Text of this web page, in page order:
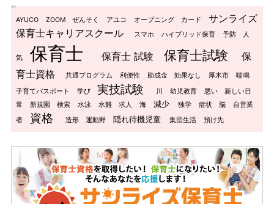
タグ
AYUCO ZOOM ぜんそく アユコ オープニング カード
サンライズ
保育士キャリアスクール
スマホ ハイブリッド保育 予防 人
気 保育士 保育士 試験 保育士試験
保
育士資格
共通プログラム 利便性 助成金 効果なし 厚木市
喘鳴
子育てパスポート
学び 実技試験 川 幼児教育 悪い
新しい日
常
新規園 検索 水泳 水難 求人 海 減少 独学 症状 脳
自営業
者
資格 造形 運動野 隠れ待機児童 集団生活 預け先